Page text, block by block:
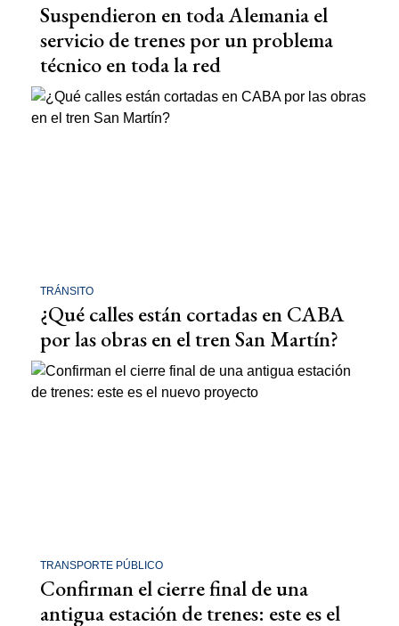
Suspendieron en toda Alemania el
servicio de trenes por un problema
técnico en toda la red
TRÁNSITO
¿Qué calles están cortadas en CABA
por las obras en el tren San Martín?
TRANSPORTE PÚBLICO
Confirman el cierre final de una
antigua estación de trenes: este es el